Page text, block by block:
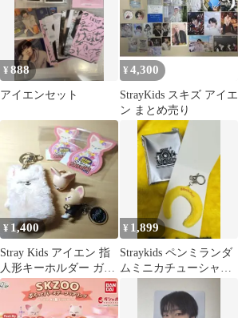
¥888
アイエンセット
¥ 4,300
StrayKids スキズ アイエ
ン まとめ売り
¥ 1,400
Stray Kids アイエン 指
人形キーホルダー ガチ
ャ ステッカーセット
¥ 1,899
Straykids ペンミランダ
ムミニカチューシャポ